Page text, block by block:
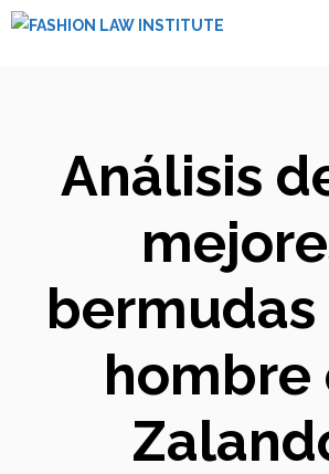
Saltar
Análisis
bermudas
hombre